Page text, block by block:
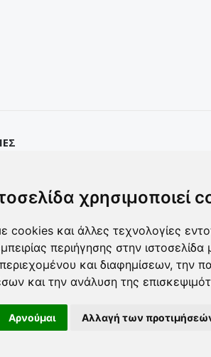
χρησιμοποιεί
cookies και άλλες τεχνολογίες
περιήγησης στην ιστοσελίδα
και διαφημίσεων, την
και την ανάλυση της
Αρνούμαι Αλλαγή των